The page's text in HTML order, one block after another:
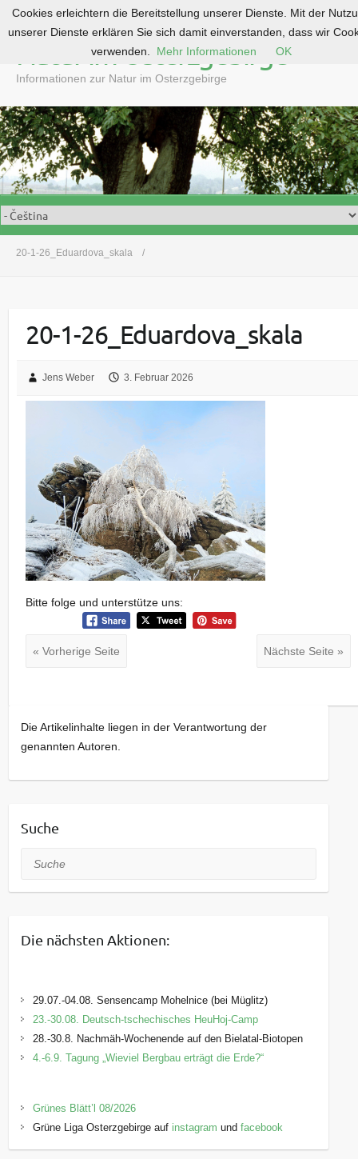
o
c
o
n
e
n
Natur im Osterzgebirge
Informationen zur Natur im Osterzgebirge
20-1-26_Eduardova_skala
20-1-26_Eduardova_skala
Jens Weber 3. Februar 2026
Bitte folge und unterstütze uns:
« Vorherige Seite Nächste Seite »
Die Artikelinhalte liegen in der Verantwortung der
genannten Autoren.
Suche
Suche
Die nächsten Aktionen:
29.07.-04.08. Sensencamp Mohelnice (bei Müglitz)
23.-30.08. Deutsch-tschechisches HeuHoj-Camp
28.-30.8. Nachmäh-Wochenende auf den Bielatal-Biotopen
4.-6.9. Tagung „Wieviel Bergbau erträgt die Erde?“
Grünes Blätt’l 08/2026
Grüne Liga Osterzgebirge auf instagram undfacebook
Cookies erleichtern die Bereitstellung unserer Dienste. Mit der
unserer Dienste erklären Sie sich damit einverstanden, dass wir
verwenden.
Mehr Informationen OK